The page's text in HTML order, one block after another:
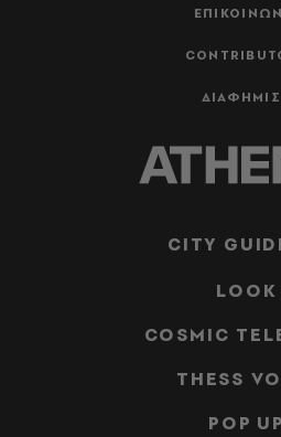
CITY
LOOK
COSMIC
THESS
POP UP